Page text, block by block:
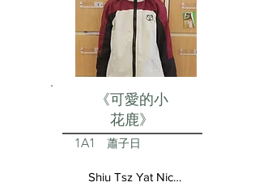
《可愛的小
花鹿》
1A1 蕭子日
Shiu Tsz Yat Nicolas